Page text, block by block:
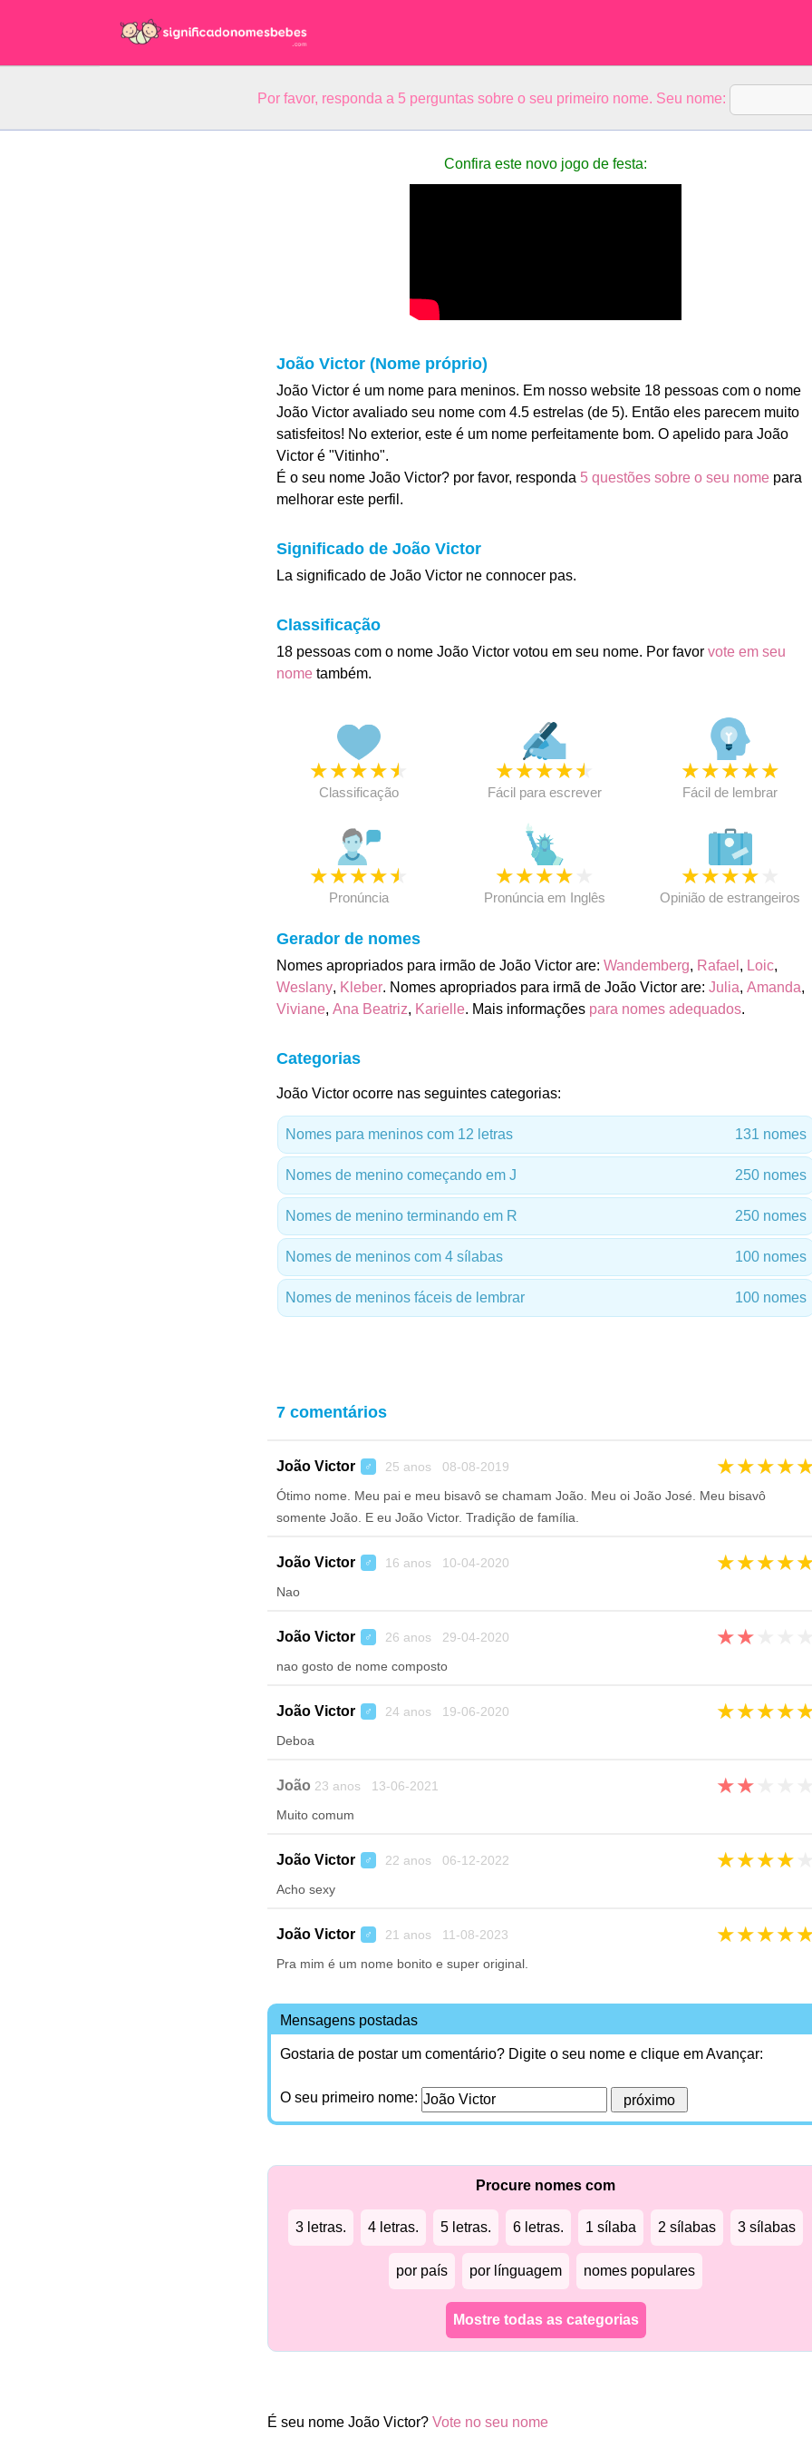
Por favor, responda a 5 perguntas sobre o seu primeiro nome. Seu nome:
Confira este novo jogo de festa:
João Victor (Nome próprio)
João Victor é um nome para meninos. Em nosso website 18 pessoas com o nome
João Victor avaliado seu nome com 4.5 estrelas (de 5). Então eles parecem muito
satisfeitos! No exterior, este é um nome perfeitamente bom. O apelido para João
Victor é "Vitinho".
É o seu nome João Victor? por favor, responda 5 questões sobre o seu nomepara
melhorar este perfil.
Significado de João Victor
La significado de João Victor ne connocer pas.
Classificação
18 pessoas com o nome João Victor votou em seu nome. Por favor vote em seu
nometambém.
★★★★★
Classificação
★★★★★
Fácil para escrever
★★★★★
Fácil de lembrar
★★★★★
Pronúncia
★★★★
Pronúncia em Inglês
★★★★
Opinião de estrangeiros
Gerador de nomes
Nomes apropriados para irmão de João Victor are: Wandemberg, Rafael , Loic,
Weslany, Kleber. Nomes apropriados para irmã de João Victor are: Julia, Amanda,
Viviane, Ana Beatriz, Karielle. Mais informações para nomes adequados.
Categorias
João Victor ocorre nas seguintes categorias:
Nomes para meninos com 12 letras 131 nomes
Nomes de menino começando em J 250 nomes
Nomes de menino terminando em R 250 nomes
Nomes de meninos com 4 sílabas 100 nomes
Nomes de meninos fáceis de lembrar 100 nomes
7 comentários
João Victor ♂ 25 anos 08-08-2019 ★★★★
Ótimo nome. Meu pai e meu bisavô se chamam João. Meu oi João José. Meu bisavô
somente João. E eu João Victor. Tradição de família.
João Victor ♂ 16 anos 10-04-2020 ★★★★
Nao
João Victor ♂ 26 anos 29-04-2020 ★★
nao gosto de nome composto
João Victor ♂ 24 anos 19-06-2020 ★★★★
Deboa
João 23 anos 13-06-2021 ★★
Muito comum
João Victor ♂ 22 anos 06-12-2022 ★★★★
Acho sexy
João Victor ♂ 21 anos 11-08-2023 ★★★★
Pra mim é um nome bonito e super original.
Mensagens postadas
Gostaria de postar um comentário? Digite o seu nome e clique em Avançar:
O seu primeiro nome:
Procure nomes com
3 letras. 4 letras. 5 letras. 6 letras. 1 sílaba 2 sílabas 3 sílabas
por país por línguagem nomes populares
Mostre todas as categorias
É seu nome João Victor? Vote no seu nome